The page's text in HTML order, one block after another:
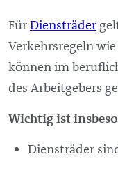
FürDiensträder
Verkehrsregeln
können im
des Arbeitgebers
Wichtig ist
Diensträder